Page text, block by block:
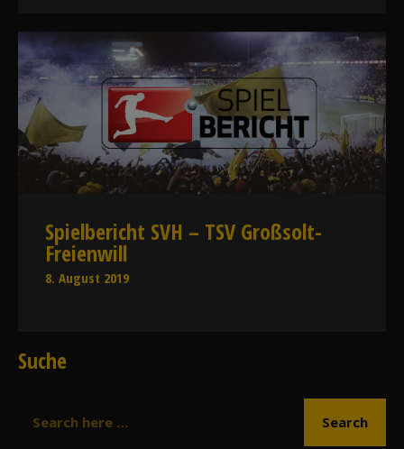
Spielbericht SVH – TSV Großsolt-
Freienwill
8. August 2019
Suche